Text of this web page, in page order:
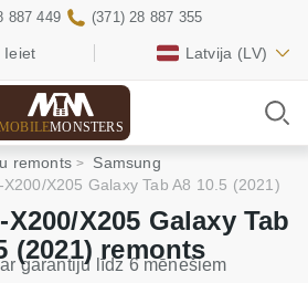
Ieiet Latvija (LV)
887 449 (371) 28 887 355
MONSTERS
remonts
Samsung
X205 Galaxy Tab A8 10.5 (2021)
X205 Galaxy Tab
(2021) remonts
garantiju līdz 6 mēnešiem